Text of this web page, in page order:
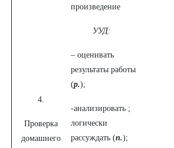
4.
Проверка
домашнего
произведение
УУД:
– оценивать
результаты работы
(р.);
-анализировать ;
логически
рассуждать (п.);